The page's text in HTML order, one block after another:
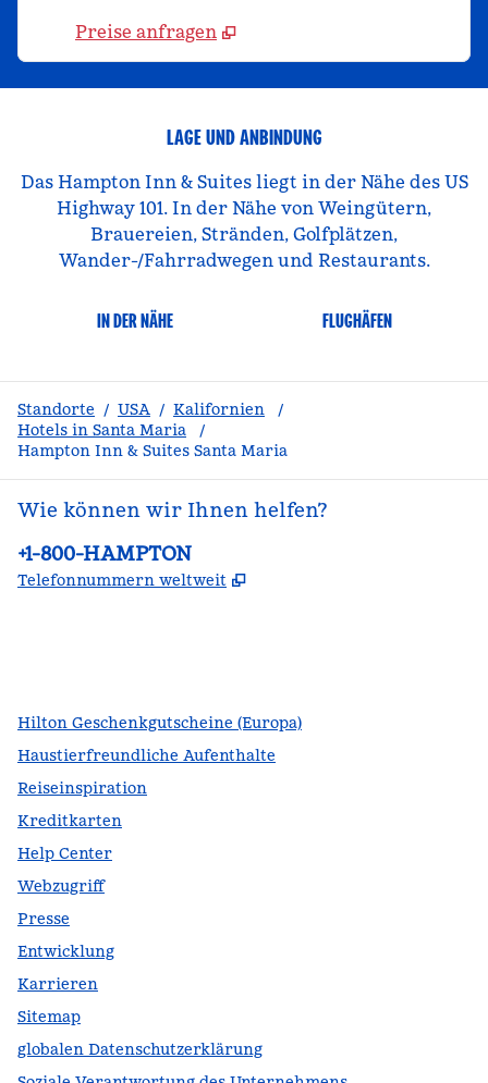
Preise anfragen
LAGE UND ANBINDUNG
Das Hampton Inn & Suites liegt in der Nähe des US
Highway 101. In der Nähe von Weingütern,
Brauereien, Stränden, Golfplätzen,
Wander-/Fahrradwegen und Restaurants.
IN DER NÄHE FLUGHÄFEN
Standorte / USA / Kalifornien
/
Hotels in Santa Maria
/
Hampton Inn & Suites Santa Maria
Wie können wir Ihnen helfen?
Telefon:
+1-800-HAMPTON
Telefonnummern weltweit ,
Hilton Geschenkgutscheine (Europa)
Haustierfreundliche Aufenthalte
Reiseinspiration
Kreditkarten
Help Center
Webzugriff
Presse
Entwicklung
Karrieren
Sitemap
globalen Datenschutzerklärung